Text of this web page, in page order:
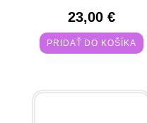
23,00 €
PRIDAŤ DO KOŠÍKA